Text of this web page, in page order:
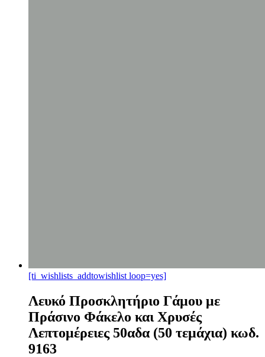
[ti_wishlists_addtowishlist loop=yes]
Λευκό Προσκλητήριο Γάμου με
Πράσινο Φάκελο και Χρυσές
Λεπτομέρειες 50αδα (50 τεμάχια) κωδ.
9163